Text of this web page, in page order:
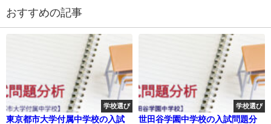
おすすめの記事
学校選び
東京都市大学付属中学校の入試
学校選び
世田谷学園中学校の入試問題分